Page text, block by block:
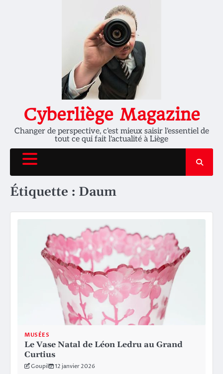
Cyberliège Magazine
Changer de perspective, c'est mieux saisir l'essentiel de
tout ce qui fait l'actualité à Liège
Étiquette : Daum
MUSÉES
Le Vase Natal de Léon Ledru au Grand
Curtius
Goupil 12 janvier 2026